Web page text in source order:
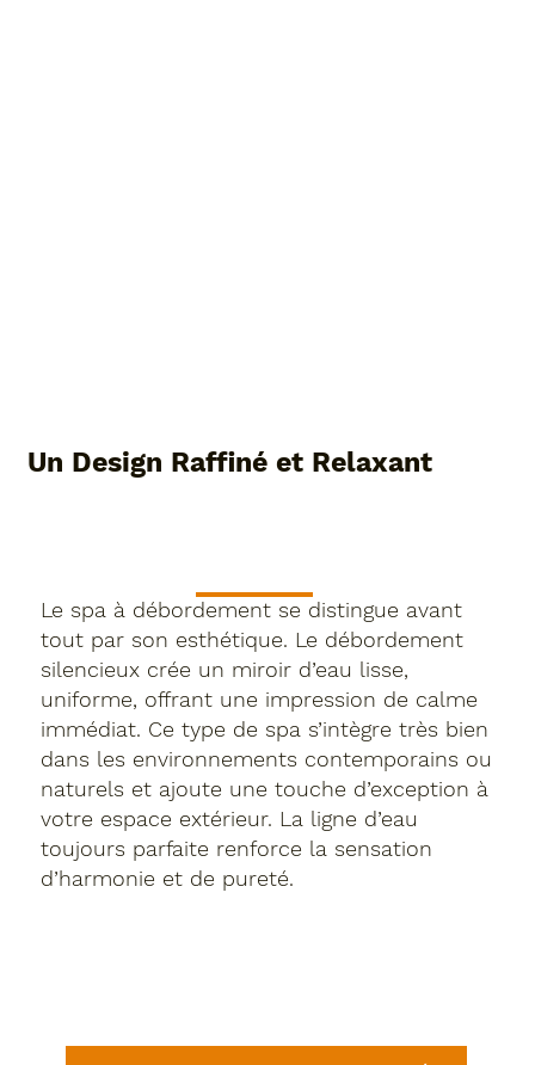
Un Design Raffiné et Relaxant
Le spa à débordement se distingue avant
tout par son esthétique. Le débordement
silencieux crée un miroir d’eau lisse,
uniforme, offrant une impression de calme
immédiat. Ce type de spa s’intègre très bien
dans les environnements contemporains ou
naturels et ajoute une touche d’exception à
votre espace extérieur. La ligne d’eau
toujours parfaite renforce la sensation
d’harmonie et de pureté.